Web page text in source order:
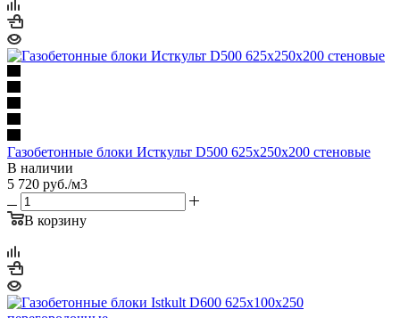
Газобетонные блоки Исткульт D500 625х250х200 стеновые
В наличии
5 720 руб./м3
В корзину